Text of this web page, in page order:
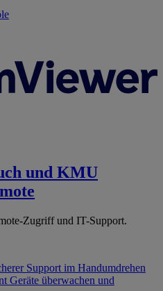
und KMU
Zugriff und IT-Support.
Support im Handumdrehen
Geräte überwachen und